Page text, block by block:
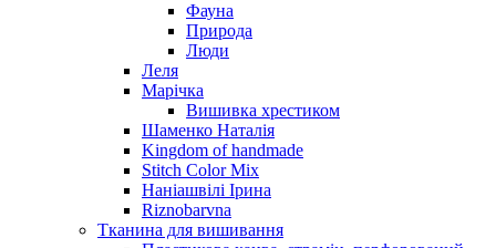
Фауна
Природа
Люди
Леля
Марічка
Вишивка хрестиком
Шаменко Наталія
Kingdom of handmade
Stitch Color Mix
Наніашвілі Ірина
Riznobarvna
Тканина для вишивання